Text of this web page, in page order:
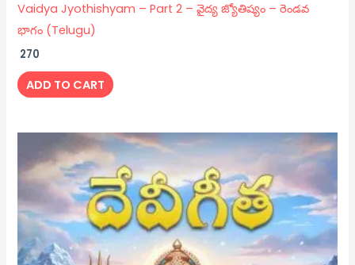
Vaidya Jyothishyam – Part 2 – వైద్య జ్యోతిష్యం – రెండవ
భాగం (Telugu)
270
ADD TO CART